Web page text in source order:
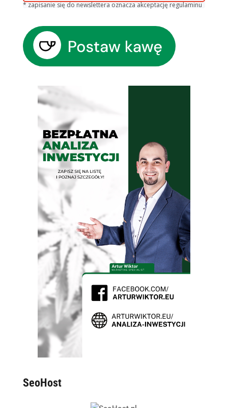
* zapisanie się do newslettera oznacza akceptację regulaminu
SeoHost